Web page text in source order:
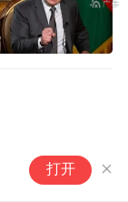
打开